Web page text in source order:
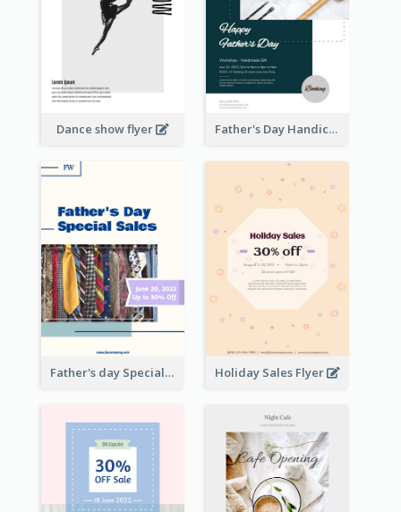
Dance show flyer Father's Day Handicrafts Workshop Flyer
Father's day Special Sale Flyer Holiday Sales Flyer